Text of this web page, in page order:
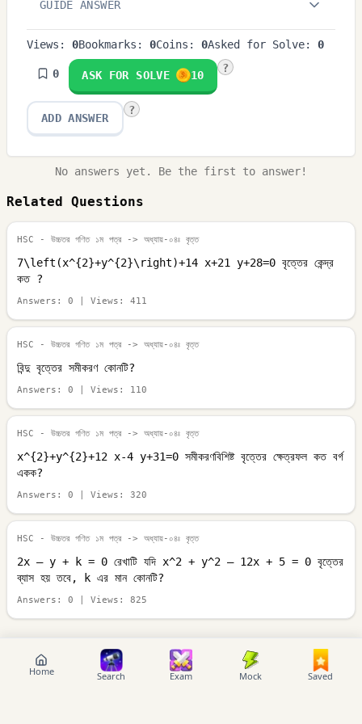
GUIDE ANSWER
Views: 0Bookmarks: 0Coins: 0Asked for Solve: 0
0 ASK FOR SOLVE 10
?
ADD ANSWER
?
No answers yet. Be the first to answer!
Related Questions
HSC - উচ্চতর গণিত ১ম পত্র -> অধ্যায়-০৪ঃ বৃত্ত
7\left(x^{2}+y^{2}\right)+14 x+21 y+28=0 বৃত্তের কেন্দ্র
কত ?
Answers: 0 | Views: 411
HSC - উচ্চতর গণিত ১ম পত্র -> অধ্যায়-০৪ঃ বৃত্ত
বিন্দু বৃত্তের সমীকরণ কোনটি?
Answers: 0 | Views: 110
HSC - উচ্চতর গণিত ১ম পত্র -> অধ্যায়-০৪ঃ বৃত্ত
x^{2}+y^{2}+12 x-4 y+31=0 সমীকরণবিশিষ্ট বৃত্তের ক্ষেত্রফল কত বর্গ
একক?
Answers: 0 | Views: 320
HSC - উচ্চতর গণিত ১ম পত্র -> অধ্যায়-০৪ঃ বৃত্ত
2x – y + k = 0 রেখাটি যদি x^2 + y^2 – 12x + 5 = 0 বৃত্তের
ব্যাস হয় তবে, k এর মান কোনটি?
Answers: 0 | Views: 825
Home Search Exam Mock Saved